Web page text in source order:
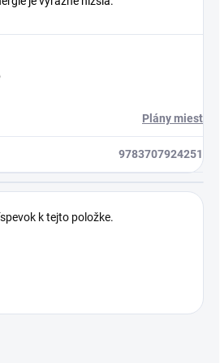
Plány miest
9783707924251
k tejto položke.